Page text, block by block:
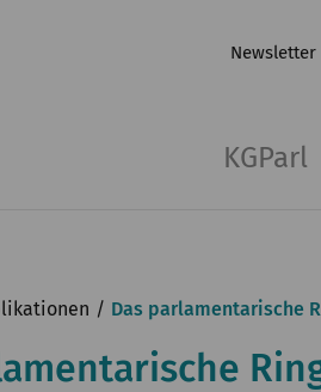
Newsletter
KGParl
Das parlamentarische